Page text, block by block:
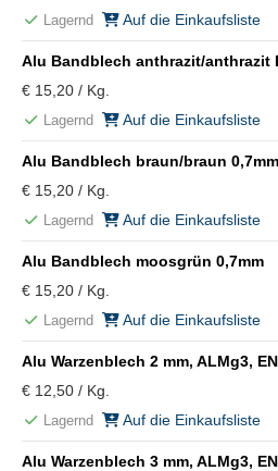
Lagernd Auf die Einkaufsliste
Alu Bandblech anthrazit/anthrazit
€ 15,20 / Kg.
Lagernd Auf die Einkaufsliste
Alu Bandblech braun/braun 0,7mm
€ 15,20 / Kg.
Lagernd Auf die Einkaufsliste
Alu Bandblech moosgrün 0,7mm
€ 15,20 / Kg.
Lagernd Auf die Einkaufsliste
Alu Warzenblech 2 mm, ALMg3,
€ 12,50 / Kg.
Lagernd Auf die Einkaufsliste
Alu Warzenblech 3 mm, ALMg3,